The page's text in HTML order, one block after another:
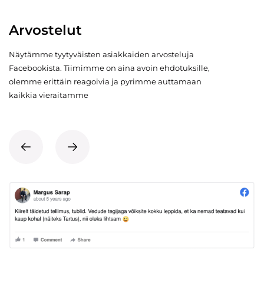
Arvostelut
Näytämme tyytyväisten asiakkaiden arvosteluja
Facebookista. Tiimimme on aina avoin ehdotuksille,
olemme erittäin reagoivia ja pyrimme auttamaan
kaikkia vieraitamme